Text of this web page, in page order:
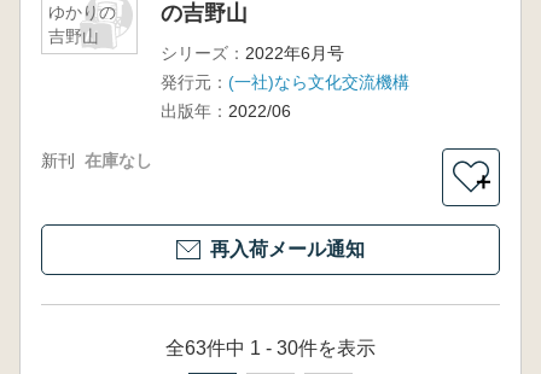
ゆかりの
吉野山
の吉野山
シリーズ： 2022年6月号
発行元： (一社)なら文化交流機構
出版年： 2022/06
新刊 在庫なし
＋
再入荷メール通知
全63件中 1 - 30件を表示